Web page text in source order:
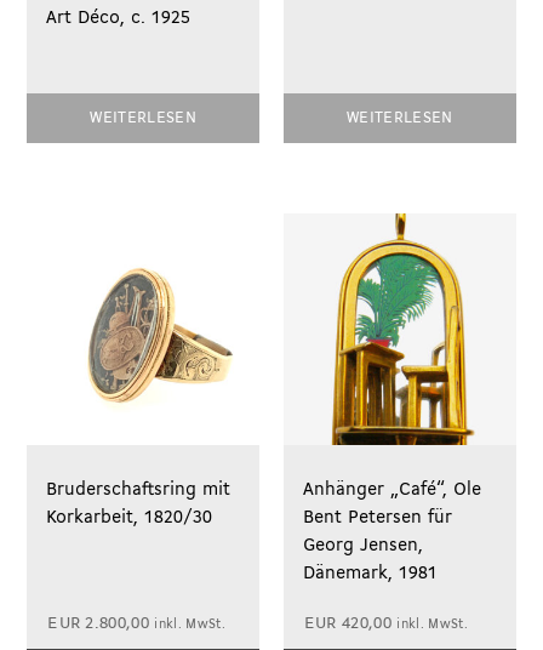
Art Déco, c. 1925
WEITERLESEN WEITERLESEN
Bruderschaftsring mit
Korkarbeit, 1820/30
EUR 2.800,00 inkl. MwSt.
Anhänger „Café“, Ole
Bent Petersen für
Georg Jensen,
Dänemark, 1981
EUR 420,00 inkl. MwSt.